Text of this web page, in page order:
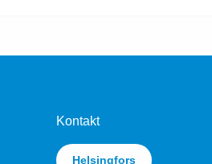
Kontakt
Helsingfors